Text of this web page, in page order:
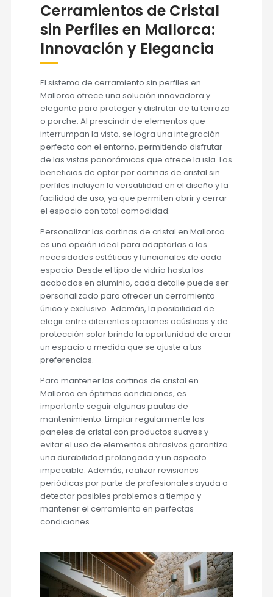
Cerramientos de Cristal
sin Perfiles en Mallorca:
Innovación y Elegancia
El sistema de cerramiento sin perfiles en
Mallorca ofrece una solución innovadora y
elegante para proteger y disfrutar de tu terraza
o porche. Al prescindir de elementos que
interrumpan la vista, se logra una integración
perfecta con el entorno, permitiendo disfrutar
de las vistas panorámicas que ofrece la isla. Los
beneficios de optar por cortinas de cristal sin
perfiles incluyen la versatilidad en el diseño y la
facilidad de uso, ya que permiten abrir y cerrar
el espacio con total comodidad.
Personalizar las cortinas de cristal en Mallorca
es una opción ideal para adaptarlas a las
necesidades estéticas y funcionales de cada
espacio. Desde el tipo de vidrio hasta los
acabados en aluminio, cada detalle puede ser
personalizado para ofrecer un cerramiento
único y exclusivo. Además, la posibilidad de
elegir entre diferentes opciones acústicas y de
protección solar brinda la oportunidad de crear
un espacio a medida que se ajuste a tus
preferencias.
Para mantener las cortinas de cristal en
Mallorca en óptimas condiciones, es
importante seguir algunas pautas de
mantenimiento. Limpiar regularmente los
paneles de cristal con productos suaves y
evitar el uso de elementos abrasivos garantiza
una durabilidad prolongada y un aspecto
impecable. Además, realizar revisiones
periódicas por parte de profesionales ayuda a
detectar posibles problemas a tiempo y
mantener el cerramiento en perfectas
condiciones.